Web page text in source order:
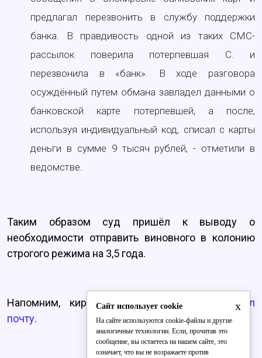
предлагал перезвонить в службу поддержки
банка. В правдивость одной из таких СМС-
рассылок поверила потерпевшая С. и
перезвонила в «банк». В ходе разговора
осуждённый путем обмана завладел данными о
банковской карте потерпевшей, а после,
используя индивидуальный код, списал с карты
деньги в сумме 9 тысяч рублей, - отметили в
ведомстве.
Таким образом суд пришёл к выводу о
необходимости отправить виновного в колонию
строгого режима на 3,5 года.
Напомним, кировчанин рассказал, как
грабил
почту.
x
Сайт использует cookie
На сайте используются cookie-файлы и другие
аналогичные технологии. Если, прочитав это
сообщение, вы остаетесь на нашем сайте, это
означает, что вы не возражаете против